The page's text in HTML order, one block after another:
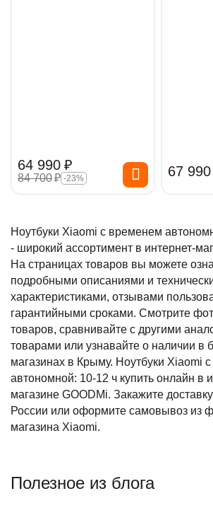
64 990 ₽
84 700₽ -23% 67 990
Ноутбуки Xiaomi с временем
- широкий ассортимент в интернет-
На страницах товаров вы можете
подробными описаниями и
характеристиками, отзывами
гарантийными сроками. Смотрите
товаров, сравнивайте с другими
товарами или узнавайте о наличии в
магазинах в Крыму. Ноутбуки Xiaomi
автономной: 10-12 ч купить онлайн в
магазине GOODMi. Закажите
России или оформите самовывоз из
магазина Xiaomi.
Полезное из блога